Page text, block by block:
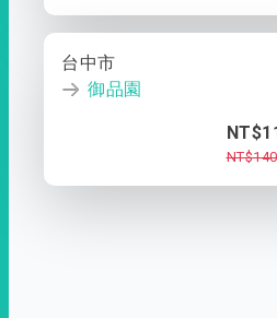
台中市
御品園